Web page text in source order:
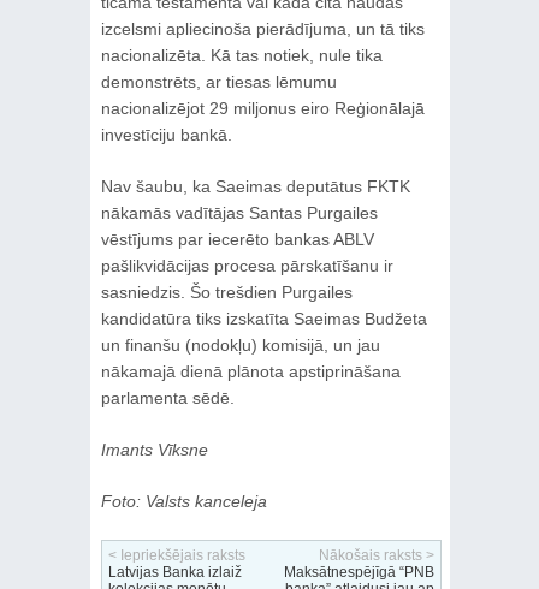
izcelsmi apliecinoša pierādījuma, un tā tiks
nacionalizēta. Kā tas notiek, nule tika
demonstrēts, ar tiesas lēmumu
nacionalizējot 29 miljonus eiro Reģionālajā
investīciju bankā.
Nav šaubu, ka Saeimas deputātus FKTK
nākamās vadītājas Santas Purgailes
vēstījums par iecerēto bankas ABLV
pašlikvidācijas procesa pārskatīšanu ir
sasniedzis. Šo trešdien Purgailes
kandidatūra tiks izskatīta Saeimas Budžeta
un finanšu (nodokļu) komisijā, un jau
nākamajā dienā plānota apstiprināšana
parlamenta sēdē.
Imants Vīksne
Foto: Valsts kanceleja
< Iepriekšējais raksts
Latvijas Banka izlaiž
Nākošais raksts >
Maksātnespējīgā “PNB